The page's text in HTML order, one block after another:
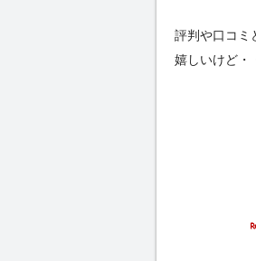
評判や口コミ
嬉しいけど・